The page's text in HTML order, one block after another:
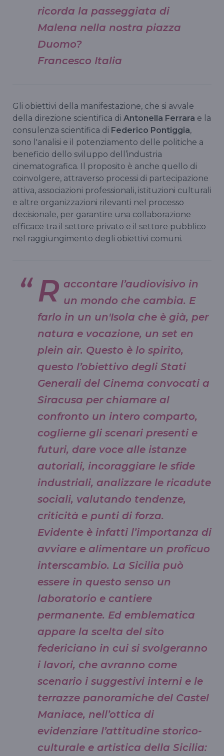
ricorda la passeggiata di
Malena nella nostra piazza
Duomo?
Francesco Italia
Gli obiettivi della manifestazione, che si avvale
della direzione scientifica di Antonella Ferrara e la
consulenza scientifica di Federico Pontiggia,
sono l'analisi e il potenziamento delle politiche a
beneficio dello sviluppo dell’industria
cinematografica. Il proposito è anche quello di
coinvolgere, attraverso processi di partecipazione
attiva, associazioni professionali, istituzioni culturali
e altre organizzazioni rilevanti nel processo
decisionale, per garantire una collaborazione
efficace tra il settore privato e il settore pubblico
nel raggiungimento degli obiettivi comuni.
R accontare l’audiovisivo in
un mondo che cambia. E
farlo in un un'Isola che è già, per
natura e vocazione, un set en
plein air. Questo è lo spirito,
questo l’obiettivo degli Stati
Generali del Cinema convocati a
Siracusa per chiamare al
confronto un intero comparto,
coglierne gli scenari presenti e
futuri, dare voce alle istanze
autoriali, incoraggiare le sfide
industriali, analizzare le ricadute
sociali, valutando tendenze,
criticità e punti di forza.
Evidente è infatti l’importanza di
avviare e alimentare un proficuo
interscambio. La Sicilia può
essere in questo senso un
laboratorio e cantiere
permanente. Ed emblematica
appare la scelta del sito
federiciano in cui si svolgeranno
i lavori, che avranno come
scenario i suggestivi interni e le
terrazze panoramiche del Castel
Maniace, nell’ottica di
evidenziare l’attitudine storico-
culturale e artistica della Sicilia: